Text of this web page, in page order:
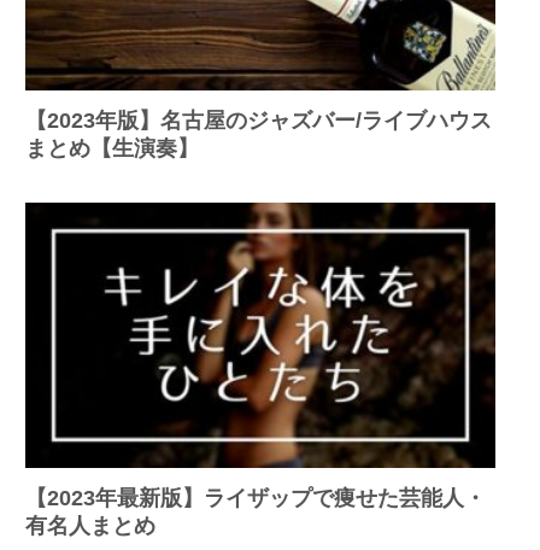
【2023年版】名古屋のジャズバー/ライブハウス
まとめ【生演奏】
【2023年最新版】ライザップで痩せた芸能人・
有名人まとめ